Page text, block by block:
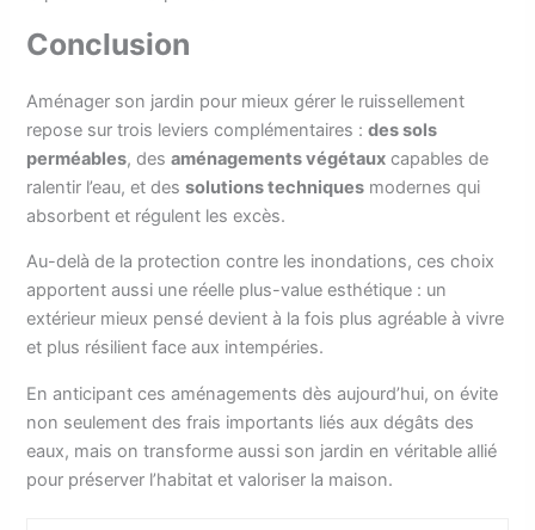
Conclusion
Aménager son jardin pour mieux gérer le ruissellement
repose sur trois leviers complémentaires :des sols
perméables, desaménagements végétaux capables de
ralentir l’eau, et dessolutions techniques modernes qui
absorbent et régulent les excès.
Au-delà de la protection contre les inondations, ces choix
apportent aussi une réelle plus-value esthétique : un
extérieur mieux pensé devient à la fois plus agréable à vivre
et plus résilient face aux intempéries.
En anticipant ces aménagements dès aujourd’hui, on évite
non seulement des frais importants liés aux dégâts des
eaux, mais on transforme aussi son jardin en véritable allié
pour préserver l’habitat et valoriser la maison.